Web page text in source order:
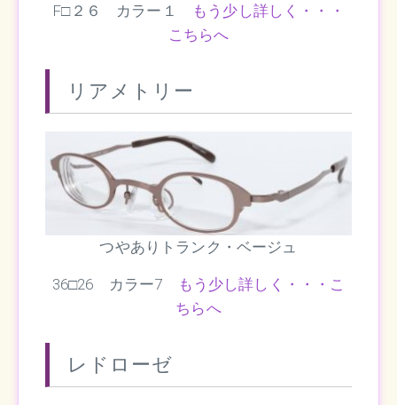
F□２６ カラー１
もう少し詳しく・・・
こちらへ
リアメトリー
つやありトランク・ベージュ
36□26 カラー7
もう少し詳しく・・・こ
ちらへ
レドローゼ